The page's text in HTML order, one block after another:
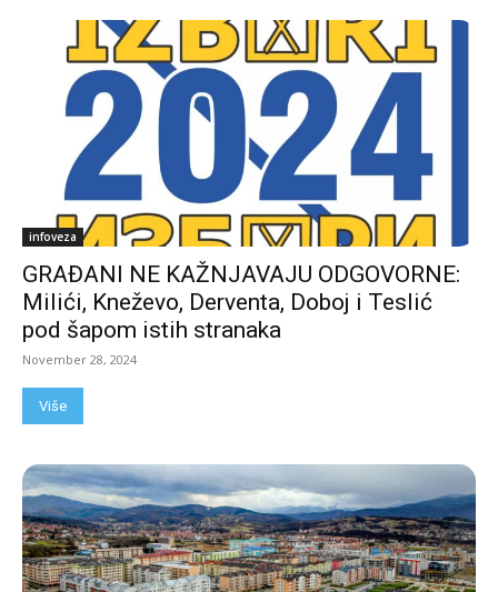
infoveza
GRAĐANI NE KAŽNJAVAJU ODGOVORNE:
Milići, Kneževo, Derventa, Doboj i Teslić
pod šapom istih stranaka
November 28, 2024
Više